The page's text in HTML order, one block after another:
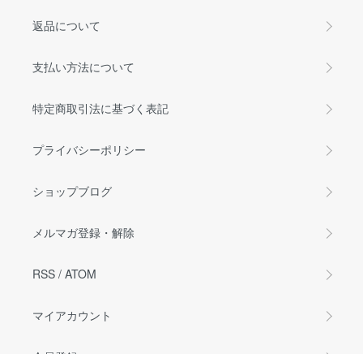
返品について
支払い方法について
特定商取引法に基づく表記
プライバシーポリシー
ショップブログ
メルマガ登録・解除
RSS / ATOM
マイアカウント